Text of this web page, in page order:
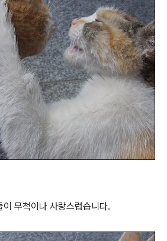
무척이나 사랑스럽습니다.